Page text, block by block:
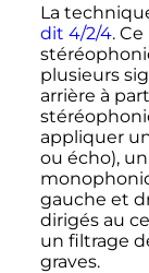
La
dit 4/2/4.
plusieurs
arrière à
appliquer
ou écho),
gauche et
dirigés au
un filtrage
graves.